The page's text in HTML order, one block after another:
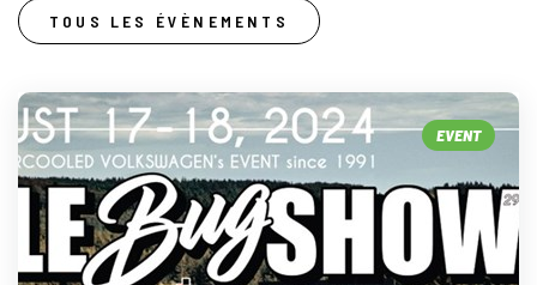
TOUS LES ÉVÈNEMENTS
EVENT